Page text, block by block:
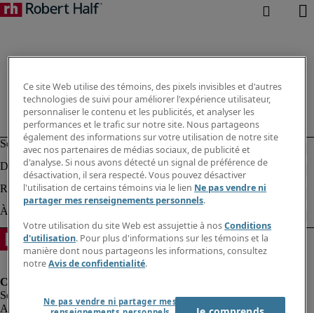
Alerte à la fraude
Ce site Web utilise des témoins, des pixels invisibles et d'autres
technologies de suivi pour améliorer l'expérience utilisateur,
personnaliser le contenu et les publicités, et analyser les
performances et le trafic sur notre site. Nous partageons
également des informations sur votre utilisation de notre site
avec nos partenaires de médias sociaux, de publicité et
d'analyse. Si nous avons détecté un signal de préférence de
désactivation, il sera respecté. Vous pouvez désactiver
l'utilisation de certains témoins via le lien Ne pas vendre ni
partager mes renseignements personnels.
Votre utilisation du site Web est assujettie à nosConditions
d'utilisation. Pour plus d'informations sur les témoins et la
manière dont nous partageons les informations, consultez
notreAvis de confidentialité.
Ne pas vendre ni partager mes